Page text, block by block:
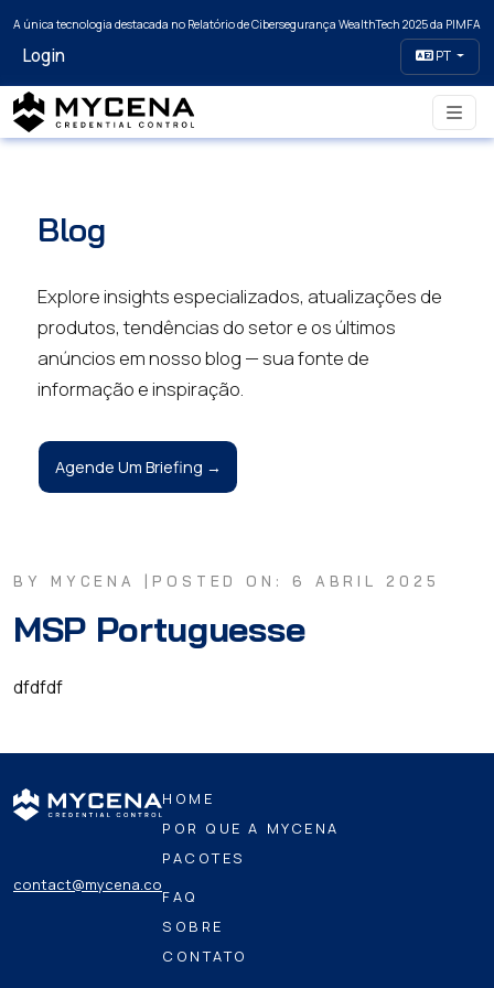
A única tecnologia destacada no Relatório de Cibersegurança WealthTech 2025 da PIMFA
Login PT
Blog
Explore insights especializados, atualizações de
produtos, tendências do setor e os últimos
anúncios em nosso blog — sua fonte de
informação e inspiração.
Agende Um Briefing →
BY MYCENA | POSTED ON: 6 ABRIL 2025
MSP Portuguesse
dfdfdf
contact@mycena.co
HOME
POR QUE A MYCENA
PACOTES
FAQ
SOBRE
CONTATO